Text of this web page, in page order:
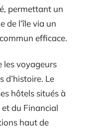
permettant un
de l’île via un
efficace.
les voyageurs
d’histoire. Le
hôtels situés à
du Financial
haut de